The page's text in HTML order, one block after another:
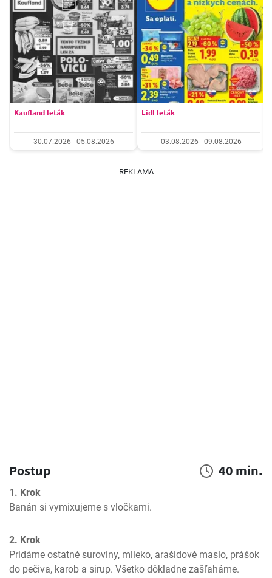
Kaufland leták
30.07.2026 - 05.08.2026
Lidl leták
03.08.2026 - 09.08.2026
REKLAMA
Postup 40 min.
1. Krok
Banán si vymixujeme s vločkami.
2. Krok
Pridáme ostatné suroviny, mlieko, arašidové maslo, prášok
do pečiva, karob a sirup. Všetko dôkladne zašľaháme.